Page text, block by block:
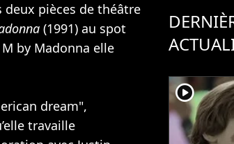
deux pièces de théâtre
(1991) au spot
by Madonna elle
dream",
travaille
player2